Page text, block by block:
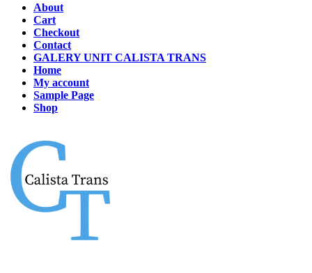
About
Cart
Checkout
Contact
GALERY UNIT CALISTA TRANS
Home
My account
Sample Page
Shop